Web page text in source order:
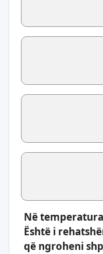
Në
Është i
që ngroheni